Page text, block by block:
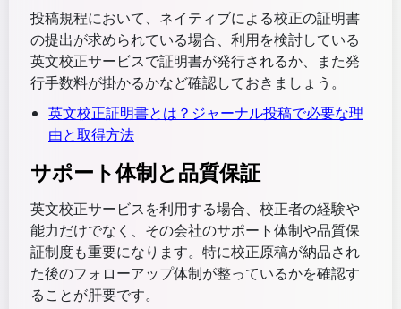
投稿規程において、ネイティブによる校正の証明書
の提出が求められている場合、利用を検討している
英文校正サービスで証明書が発行されるか、また発
行手数料が掛かるかなど確認しておきましょう。
英文校正証明書とは？ジャーナル投稿で必要な理
由と取得方法
サポート体制と品質保証
英文校正サービスを利用する場合、校正者の経験や
能力だけでなく、その会社のサポート体制や品質保
証制度も重要になります。特に校正原稿が納品され
た後のフォローアップ体制が整っているかを確認す
ることが肝要です。